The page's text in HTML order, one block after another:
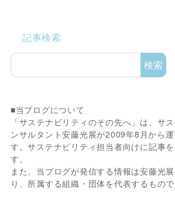
記事検索
検索
■当ブログについて
「サステナビリティのその先へ」は、サ
ンサルタント安藤光展が2009年8月から
す。サステナビリティ担当者向けに記事
す。
また、当ブログが発信する情報は安藤光
り、所属する組織・団体を代表するもので